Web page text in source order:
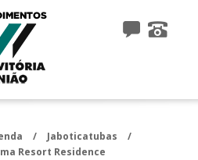
/ Jaboticatubas
/
Resort Residence